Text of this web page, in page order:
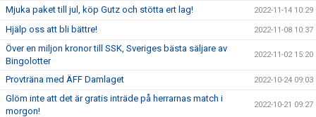
Mjuka paket till jul, köp Gutz och stötta ert lag! 2022-11-14 10:29
Hjälp oss att bli bättre! 2022-11-08 10:37
Över en miljon kronor till SSK, Sveriges bästa säljare av
Bingolotter
2022-11-02 15:20
Provträna med ÄFF Damlaget 2022-10-24 09:03
Glöm inte att det är gratis inträde på herrarnas match i
morgon!
2022-10-21 09:27